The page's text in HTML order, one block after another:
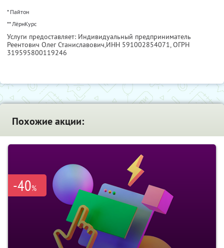
* Пайтон
** ЛёрнКурс
Услуги предоставляет: Индивидуальный предприниматель
Реентович Олег Станиславович,ИНН 591002854071, ОГРН
319595800119246
Похожие акции:
-40%